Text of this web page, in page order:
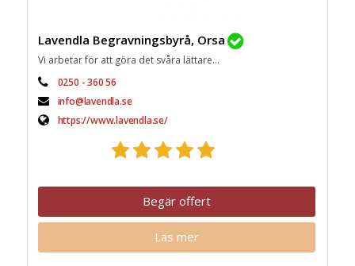
Lavendla Begravningsbyrå, Orsa
Vi arbetar för att göra det svåra lättare...
0250 - 360 56
info@lavendla.se
https://www.lavendla.se/
Begär offert
Läs mer